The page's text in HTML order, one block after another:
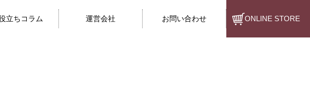
立ちコラム 運営会社 お問い合わせ ONLINE STORE